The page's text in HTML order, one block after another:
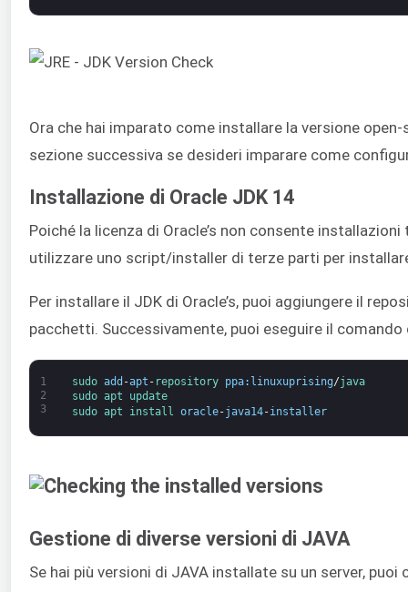
Ora che hai imparato come installare la versione
sezione successiva se desideri imparare come
Installazione di Oracle JDK 14
Poiché la licenza di Oracle’s non consente
utilizzare uno script/installer di terze parti per
Per installare il JDK di Oracle’s, puoi aggiungere il
pacchetti. Successivamente, puoi eseguire il
1
2
3
sudo add -apt - repository ppa: linuxuprising/java
sudo apt
update
sudo apt install oracle-java14-installer
Gestione di diverse versioni di JAVA
Se hai più versioni di JAVA installate su un server,